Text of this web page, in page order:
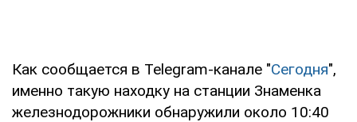
Как сообщается в Telegram-канале "Сегодня",
именно такую находку на станции Знаменка
железнодорожники обнаружили около 10:40